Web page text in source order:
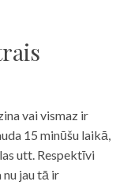
vai vismaz ir
15 minūšu laikā,
utt. Respektīvi
jau tā ir